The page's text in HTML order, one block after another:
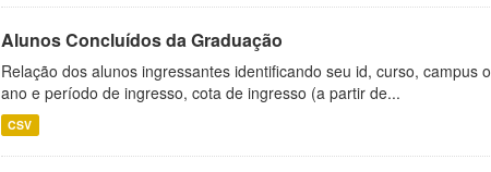
Alunos Concluídos da Graduação
Relação dos alunos ingressantes identificando seu id, curso, campus
ano e período de ingresso, cota de ingresso (a partir de...
CSV